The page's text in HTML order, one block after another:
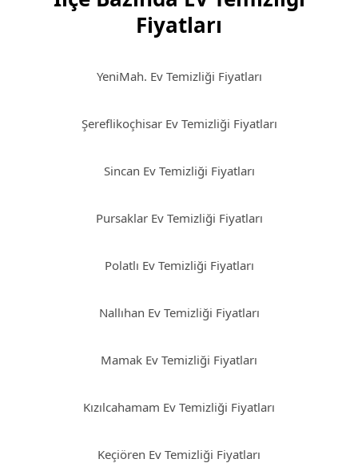
Fiyatları
YeniMah. Ev Temizliği Fiyatları
Şereflikoçhisar Ev Temizliği Fiyatları
Sincan Ev Temizliği Fiyatları
Pursaklar Ev Temizliği Fiyatları
Polatlı Ev Temizliği Fiyatları
Nallıhan Ev Temizliği Fiyatları
Mamak Ev Temizliği Fiyatları
Kızılcahamam Ev Temizliği Fiyatları
Keçiören Ev Temizliği Fiyatları